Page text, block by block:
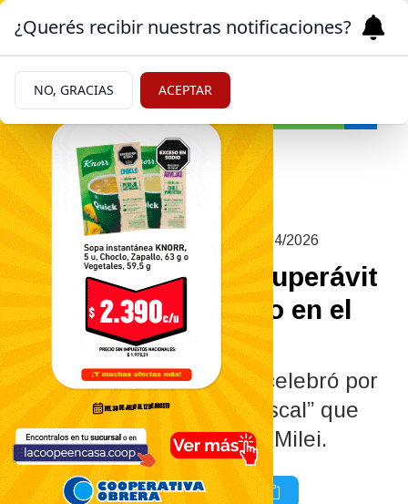
Economía
DURANTE MARZO DE 2026 | 16/04/2026
Caputo destacó el superávit
financiero alcanzado en el
sector público
El ministro de Economía celebró por
redes sociales el “ancla fiscal” que
implementa la gestión de Milei.
¿Querés recibir nuestras notificaciones?
NO, GRACIAS ACEPTAR